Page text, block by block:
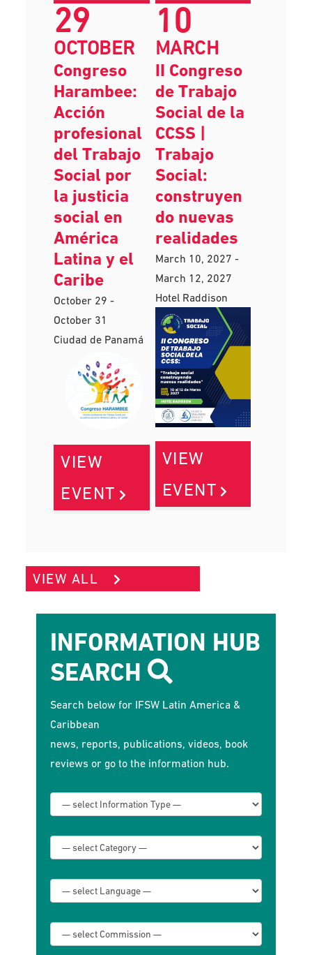
29
OCTOBER
Congreso
Harambee:
Acción
profesional
del Trabajo
Social por
la justicia
social en
América
Latina y el
Caribe
October 29 -
October 31
Ciudad de Panamá
VIEW
EVENT
10
MARCH
II Congreso
de Trabajo
Social de la
CCSS |
Trabajo
Social:
construyen
do nuevas
realidades
March 10, 2027 -
March 12, 2027
Hotel Raddison
VIEW
EVENT
VIEW ALL
INFORMATION HUB
SEARCH
Search below for IFSW Latin America &
Caribbean
news, reports, publications, videos, book
reviews or go to the information hub.